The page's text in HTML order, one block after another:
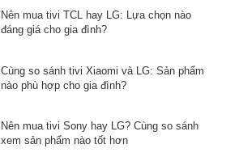
Nên mua tivi TCL hay LG: Lựa chọn nào
đáng giá cho gia đình?
Cùng so sánh tivi Xiaomi và LG: Sản phẩm
nào phù hợp cho gia đình?
Nên mua tivi Sony hay LG? Cùng so sánh
xem sản phẩm nào tốt hơn